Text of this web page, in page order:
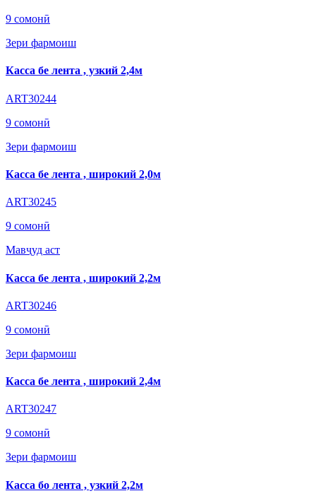
9 сомонӣ
Зери фармоиш
Касса бе лента , узкий 2,4м
ART30244
9 сомонӣ
Зери фармоиш
Касса бе лента , широкий 2,0м
ART30245
9 сомонӣ
Мавҷуд аст
Касса бе лента , широкий 2,2м
ART30246
9 сомонӣ
Зери фармоиш
Касса бе лента , широкий 2,4м
ART30247
9 сомонӣ
Зери фармоиш
Касса бо лента , узкий 2,2м